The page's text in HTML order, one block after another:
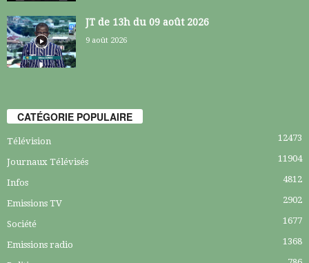
JT de 13h du 09 août 2026
9 août 2026
CATÉGORIE POPULAIRE
Télévision 12473
Journaux Télévisés 11904
Infos 4812
Emissions TV 2902
Société 1677
Emissions radio 1368